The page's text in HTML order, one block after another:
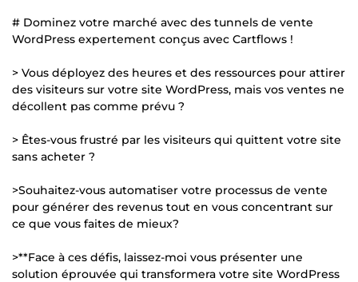
# Dominez votre marché avec des tunnels de vente
WordPress expertement conçus avec Cartflows !
> Vous déployez des heures et des ressources pour attirer
des visiteurs sur votre site WordPress, mais vos ventes ne
décollent pas comme prévu ?
> Êtes-vous frustré par les visiteurs qui quittent votre site
sans acheter ?
>Souhaitez-vous automatiser votre processus de vente
pour générer des revenus tout en vous concentrant sur
ce que vous faites de mieux?
>**Face à ces défis, laissez-moi vous présenter une
solution éprouvée qui transformera votre site WordPress